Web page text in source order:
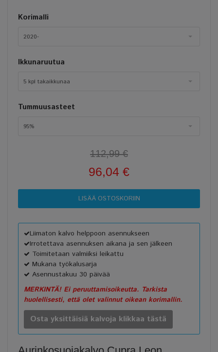
Korimalli
2020-
Ikkunaruutua
5 kpl takaikkunaa
Tummuusasteet
95%
112,99 €
96,04 €
Liimaton kalvo helppoon asennukseen
Irrotettava asennuksen aikana ja sen jälkeen
Toimitetaan valmiiksi leikattu
Mukana työkalusarja
Asennustakuu 30 päivää
MERKINTÄ! Ei peruuttamisoikeutta. Tarkista
huolellisesti, että olet valinnut oikean korimallin.
Osta yksittäisiä kalvoja klikkaa tästä